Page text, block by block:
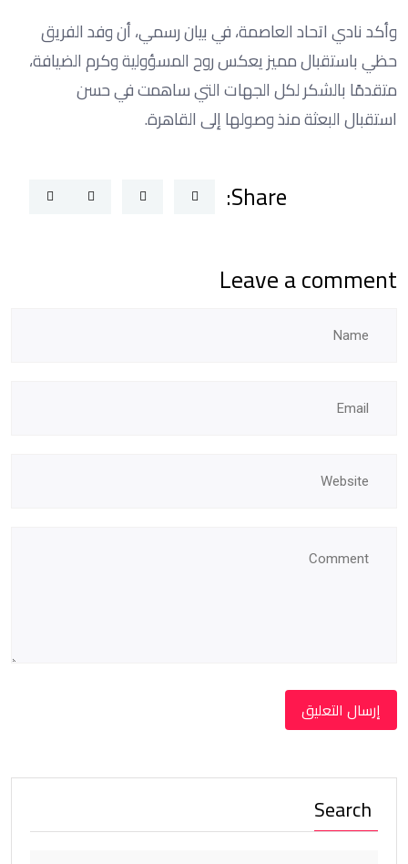
وأكد نادي اتحاد العاصمة، في بيان رسمي، أن وفد الفريق
حظي باستقبال مميز يعكس روح المسؤولية وكرم الضيافة،
متقدمًا بالشكر لكل الجهات التي ساهمت في حسن
استقبال البعثة منذ وصولها إلى القاهرة.
Share:
Leave a comment
Search